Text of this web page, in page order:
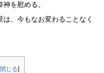
を慰める。
、今もなお変わることなく
じる]